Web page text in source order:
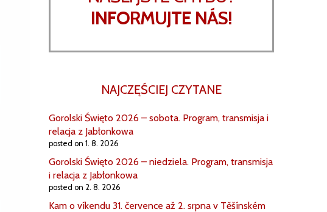
INFORMUJTE NÁS!
NAJCZĘŚCIEJ CZYTANE
Gorolski Święto 2026 – sobota. Program, transmisja i
relacja z Jabłonkowa
posted on 1. 8. 2026
Gorolski Święto 2026 – niedziela. Program, transmisja
i relacja z Jabłonkowa
posted on 2. 8. 2026
Kam o víkendu 31. července až 2. srpna v Těšínském